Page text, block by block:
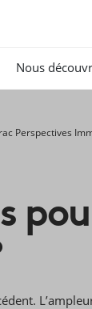
Nous
Perspectives